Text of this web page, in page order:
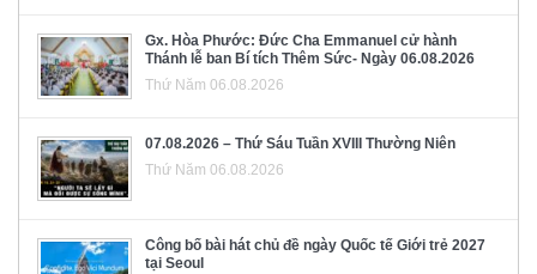
Gx. Hòa Phước: Đức Cha Emmanuel cử hành
Thánh lễ ban Bí tích Thêm Sức- Ngày 06.08.2026
Thứ Năm 06.08.2026
07.08.2026 – Thứ Sáu Tuần XVIII Thường Niên
Thứ Năm 06.08.2026
Công bố bài hát chủ đề ngày Quốc tế Giới trẻ 2027
tại Seoul